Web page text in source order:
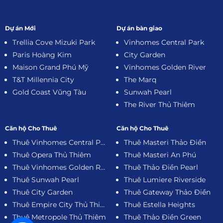
Dự án Mới
Trellia Cove Mizuki Park
Paris Hoàng Kim
Maison Grand Phú Mỹ
T&T Millennia City
Gold Coast Vũng Tàu
Dự án bàn giao
Vinhomes Central Park
City Garden
Vinhomes Golden River
The Marq
Sunwah Pearl
The River Thủ Thiêm
Căn hộ Cho Thuê
Thuê Vinhomes Central Park
Thuê Opera Thủ Thiêm
Thuê Vinhomes Golden River
Thuê Sunwah Pearl
Thuê City Garden
Thuê Empire City Thủ Thiêm
Thuê Metropole Thủ Thiêm
Căn hộ Cho Thuê
Thuê Masteri Thảo Điền
Thuê Masteri An Phú
Thuê Thảo Điền Pearl
Thuê Lumiere Riverside
Thuê Gateway Thảo Điền
Thuê Estella Heights
Thuê Thảo Điền Green